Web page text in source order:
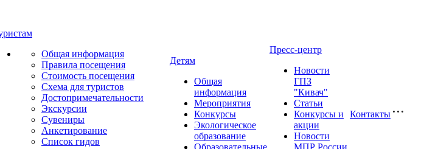
Общая информация
Правила посещения
Стоимость посещения
Схема для туристов
Достопримечательности
Экскурсии
Сувениры
Анкетирование
Список гидов
Детям
Общая
информация
Мероприятия
Конкурсы
Экологическое
образование
Образовательные
Пресс-центр
Новости
ГПЗ
"Кивач"
Статьи
Конкурсы и
акции
Новости
МПР России
Контакты